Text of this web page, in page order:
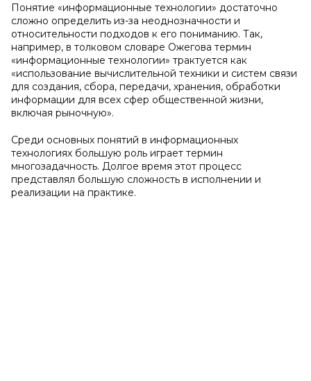
Понятие «информационные технологии» достаточно
сложно определить из-за неоднозначности и
относительности подходов к его пониманию. Так,
например, в толковом словаре Ожегова термин
«информационные технологии» трактуется как
«использование вычислительной техники и систем связи
для создания, сбора, передачи, хранения, обработки
информации для всех сфер общественной жизни,
включая рыночную».
Среди основных понятий в информационных
технологиях большую роль играет термин
многозадачность. Долгое время этот процесс
представлял большую сложность в исполнении и
реализации на практике.